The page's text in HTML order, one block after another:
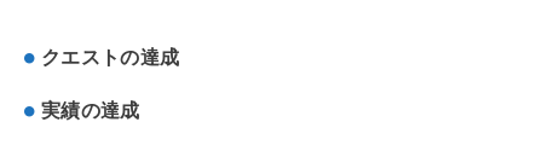
クエストの達成
実績の達成